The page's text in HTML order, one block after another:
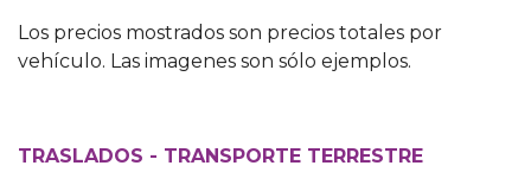
Los precios mostrados son precios totales por
vehículo. Las imagenes son sólo ejemplos.
TRASLADOS - TRANSPORTE TERRESTRE